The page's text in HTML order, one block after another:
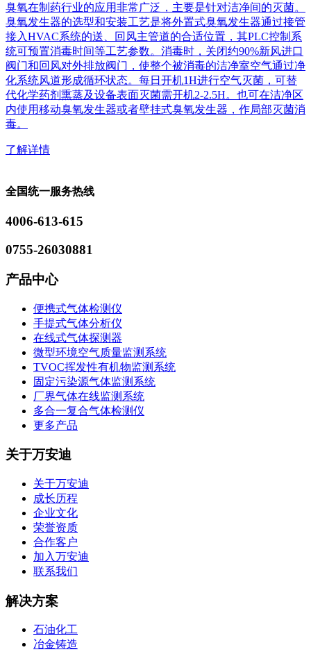
臭氧在制药行业的应用非常广泛，主要是针对洁净间的灭菌。
臭氧发生器的选型和安装工艺是将外置式臭氧发生器通过接管
接入HVAC系统的送、回风主管道的合适位置，其PLC控制系
统可预置消毒时间等工艺参数。消毒时，关闭约90%新风进口
阀门和回风对外排放阀门，使整个被消毒的洁净室空气通过净
化系统风道形成循环状态。每日开机1H进行空气灭菌，可替
代化学药剂熏蒸及设备表面灭菌需开机2-2.5H。也可在洁净区
内使用移动臭氧发生器或者壁挂式臭氧发生器，作局部灭菌消
毒。
了解详情
全国统一服务热线
4006-613-615
0755-26030881
产品中心
便携式气体检测仪
手提式气体分析仪
在线式气体探测器
微型环境空气质量监测系统
TVOC挥发性有机物监测系统
固定污染源气体监测系统
厂界气体在线监测系统
多合一复合气体检测仪
更多产品
关于万安迪
关于万安迪
成长历程
企业文化
荣誉资质
合作客户
加入万安迪
联系我们
解决方案
石油化工
冶金铸造